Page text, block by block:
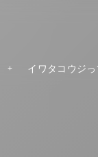
イワタコウジ